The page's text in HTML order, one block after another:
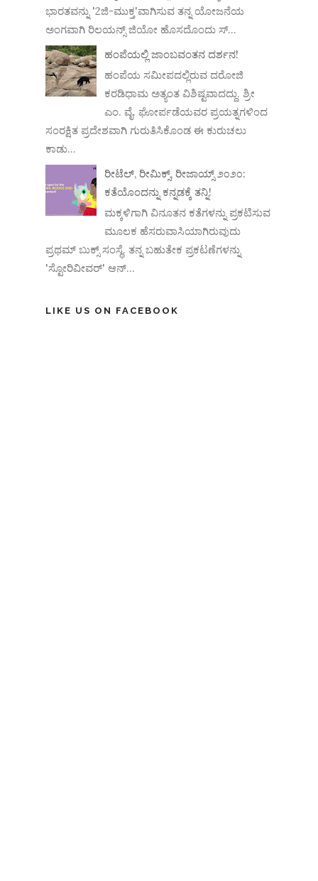
ಭಾರತವನ್ನು '2ಜಿ-ಮುಕ್ತ'ವಾಗಿಸುವ ತನ್ನ ಯೋಜನೆಯ
ಅಂಗವಾಗಿ ರಿಲಯನ್ಸ್ ಜಿಯೋ ಹೊಸದೊಂದು ಸ್...
ಹಂಪೆಯಲ್ಲಿ ಜಾಂಬವಂತನ ದರ್ಶನ!
ಹಂಪೆಯ ಸಮೀಪದಲ್ಲಿರುವ ದರೋಜಿ
ಕರಡಿಧಾಮ ಅತ್ಯಂತ ವಿಶಿಷ್ಟವಾದದ್ದು. ಶ್ರೀ
ಎಂ. ವೈ. ಘೋರ್ಪಡೆಯವರ ಪ್ರಯತ್ನಗಳಿಂದ
ಸಂರಕ್ಷಿತ ಪ್ರದೇಶವಾಗಿ ಗುರುತಿಸಿಕೊಂಡ ಈ ಕುರುಚಲು
ಕಾಡು...
ರೀಟೆಲ್, ರೀಮಿಕ್ಸ್, ರೀಜಾಯ್ಸ್ ೨೦೨೦:
ಕತೆಯೊಂದನ್ನು ಕನ್ನಡಕ್ಕೆ ತನ್ನಿ!
ಮಕ್ಕಳಿಗಾಗಿ ವಿನೂತನ ಕತೆಗಳನ್ನು ಪ್ರಕಟಿಸುವ
ಮೂಲಕ ಹೆಸರುವಾಸಿಯಾಗಿರುವುದು
ಪ್ರಥಮ್ ಬುಕ್ಸ್ ಸಂಸ್ಥೆ. ತನ್ನ ಬಹುತೇಕ ಪ್ರಕಟಣೆಗಳನ್ನು
'ಸ್ಟೋರಿವೀವರ್' ಆನ್‌...
LIKE US ON FACEBOOK